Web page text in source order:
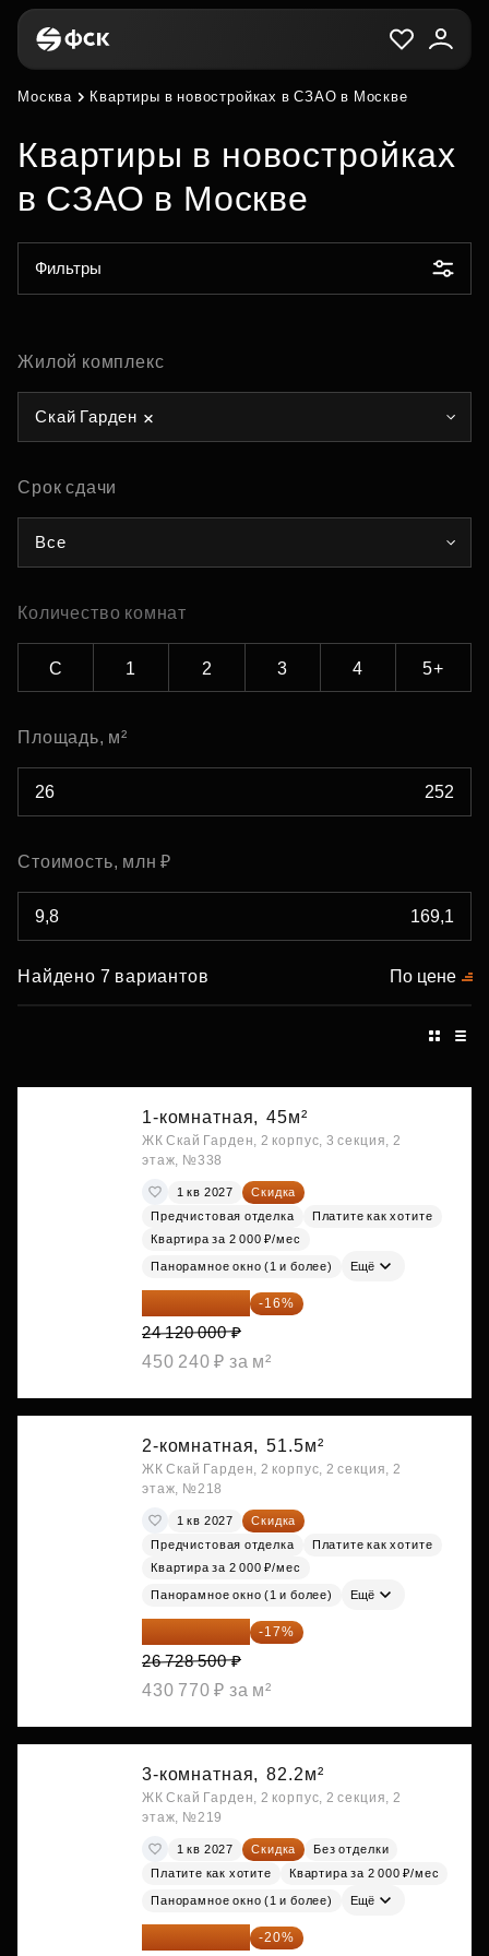
Москва Квартиры в новостройках в СЗАО в Москве
Квартиры в новостройках
в СЗАО в Москве
Фильтры
Жилой комплекс
Скай Гарден
Срок сдачи
Все
Количество комнат
С 1 2 3 4 5+
Площадь, м²
Стоимость, млн ₽
Найдено 7 вариантов По цене
1-комнатная, 45м²
ЖК Скай Гарден, 2 корпус, 3 секция, 2
этаж, №338
1 кв 2027
Скидка
Предчистовая отделка
Платите как хотите
Квартира за 2 000 ₽/мес
Панорамное окно (1 и более) Ещё
20 260 800 ₽ -16%
24 120 000 ₽
450 240 ₽ за м²
2-комнатная, 51.5м²
ЖК Скай Гарден, 2 корпус, 2 секция, 2
этаж, №218
1 кв 2027
Скидка
Предчистовая отделка
Платите как хотите
Квартира за 2 000 ₽/мес
Панорамное окно (1 и более) Ещё
22 184 655 ₽ -17%
26 728 500 ₽
430 770 ₽ за м²
3-комнатная, 82.2м²
ЖК Скай Гарден, 2 корпус, 2 секция, 2
этаж, №219
1 кв 2027 Скидка
Без отделки
Платите как хотите
Квартира за 2 000 ₽/мес
Панорамное окно (1 и более) Ещё
26 803 776 ₽ -20%